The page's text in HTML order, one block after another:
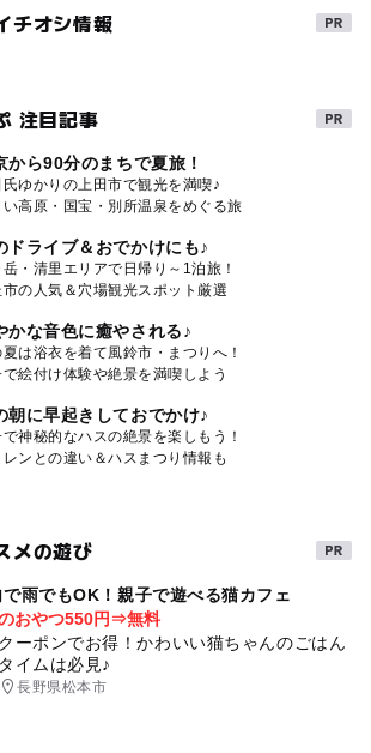
チオシ情報
注目記事
から90分のまちで夏旅！
氏ゆかりの上田市で観光を満喫♪
い高原・国宝・別所温泉をめぐる旅
ドライブ＆おでかけにも♪
岳・清里エリアで日帰り～1泊旅！
市の人気＆穴場観光スポット厳選
かな音色に癒やされる♪
夏は浴衣を着て風鈴市・まつりへ！
で絵付け体験や絶景を満喫しよう
朝に早起きしておでかけ♪
神秘的なハスの絶景を楽しもう！
レンとの違い＆ハスまつり情報も
メの遊び
雨でもOK！親子で遊べる猫カフェ
おやつ550円⇒無料
クーポンでお得！かわいい猫ちゃんのごはん
タイムは必見♪
長野県松本市